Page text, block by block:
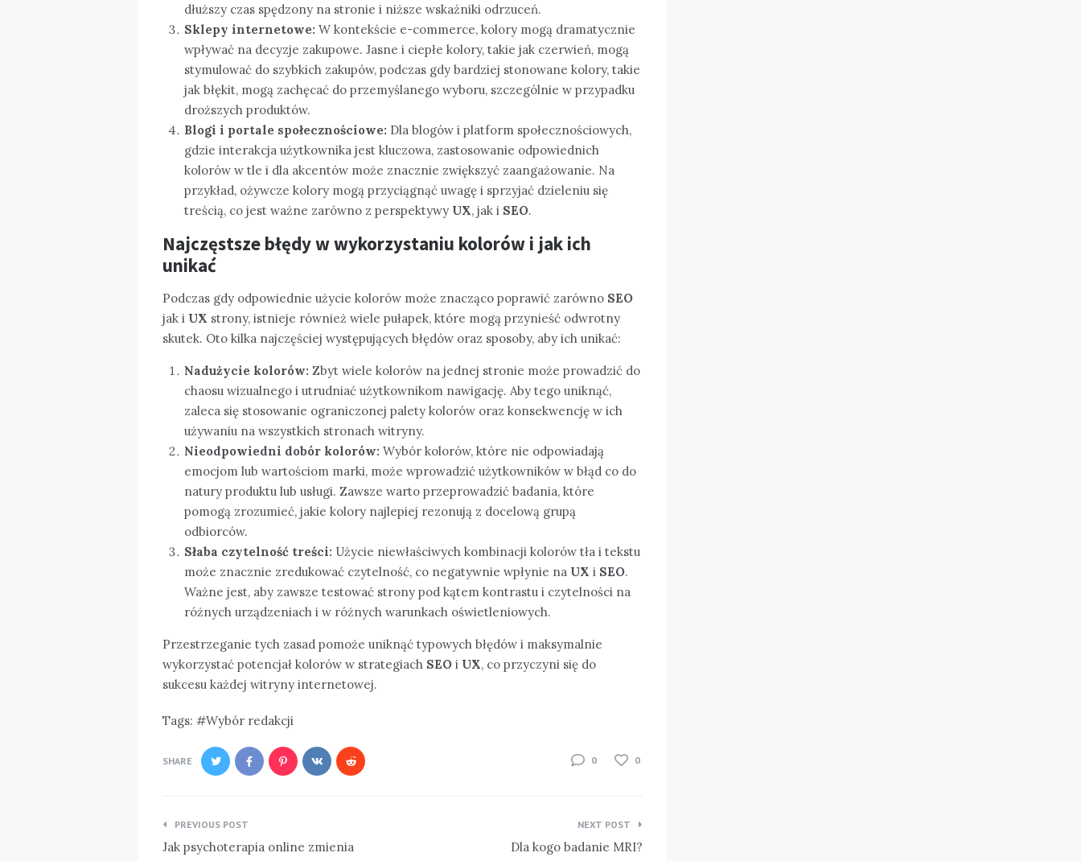
dłuższy czas spędzony na stronie i niższe wskaźniki odrzuceń.
Sklepy internetowe: W kontekście e-commerce, kolory mogą dramatycznie
wpływać na decyzje zakupowe. Jasne i ciepłe kolory, takie jak czerwień, mogą
stymulować do szybkich zakupów, podczas gdy bardziej stonowane kolory, takie
jak błękit, mogą zachęcać do przemyślanego wyboru, szczególnie w przypadku
droższych produktów.
Blogi i portale społecznościowe: Dla blogów i platform społecznościowych,
gdzie interakcja użytkownika jest kluczowa, zastosowanie odpowiednich
kolorów w tle i dla akcentów może znacznie zwiększyć zaangażowanie. Na
przykład, ożywcze kolory mogą przyciągnąć uwagę i sprzyjać dzieleniu się
treścią, co jest ważne zarówno z perspektywy UX, jak i SEO.
Najczęstsze błędy w wykorzystaniu kolorów i jak ich
unikać
Podczas gdy odpowiednie użycie kolorów może znacząco poprawić zarówno SEO
jak i UX strony, istnieje również wiele pułapek, które mogą przynieść odwrotny
skutek. Oto kilka najczęściej występujących błędów oraz sposoby, aby ich unikać:
Nadużycie kolorów: Zbyt wiele kolorów na jednej stronie może prowadzić do
chaosu wizualnego i utrudniać użytkownikom nawigację. Aby tego uniknąć,
zaleca się stosowanie ograniczonej palety kolorów oraz konsekwencję w ich
używaniu na wszystkich stronach witryny.
Nieodpowiedni dobór kolorów: Wybór kolorów, które nie odpowiadają
emocjom lub wartościom marki, może wprowadzić użytkowników w błąd co do
natury produktu lub usługi. Zawsze warto przeprowadzić badania, które
pomogą zrozumieć, jakie kolory najlepiej rezonują z docelową grupą
odbiorców.
Słaba czytelność treści: Użycie niewłaściwych kombinacji kolorów tła i tekstu
może znacznie zredukować czytelność, co negatywnie wpłynie na UX i SEO.
Ważne jest, aby zawsze testować strony pod kątem kontrastu i czytelności na
różnych urządzeniach i w różnych warunkach oświetleniowych.
Przestrzeganie tych zasad pomoże uniknąć typowych błędów i maksymalnie
wykorzystać potencjał kolorów w strategiach SEO i UX, co przyczyni się do
sukcesu każdej witryny internetowej.
Tags: Wybór redakcji
SHARE 0 0
Nawigacja
wpisu
PREVIOUS POST
Jak psychoterapia online zmienia
NEXT POST
Dla kogo badanie MRI?